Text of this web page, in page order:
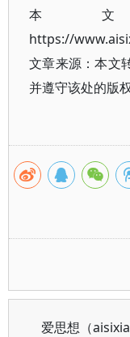
本
https://
文章来源：本文
并遵守该处的版权
爱思想（